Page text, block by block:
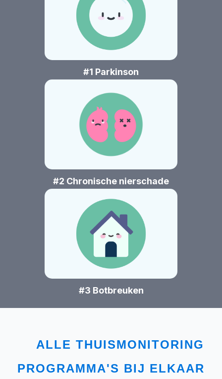
#1 Parkinson
#2 Chronische nierschade
#3 Botbreuken
ALLE THUISMONITORING
PROGRAMMA'S BIJ ELKAAR